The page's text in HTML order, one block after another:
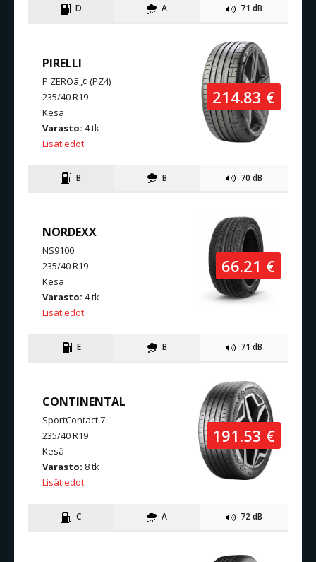
D A 71 dB
214.83 €
PIRELLI
P ZEROā„¢ (PZ4)
235/40 R19
Kesä
Varasto: 4 tk
Lisätiedot
B B 70 dB
66.21 €
NORDEXX
NS9100
235/40 R19
Kesä
Varasto: 4 tk
Lisätiedot
E B 71 dB
191.53 €
CONTINENTAL
SportContact 7
235/40 R19
Kesä
Varasto: 8 tk
Lisätiedot
C A 72 dB